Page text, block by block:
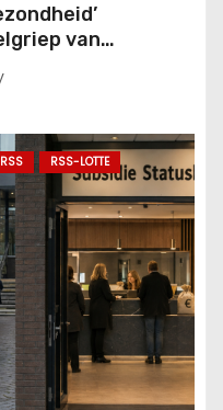
van
RSS
RSS-LOTTE